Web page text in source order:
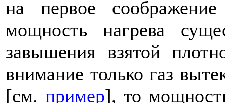
на первое
мощность нагрева
завышения взятой
внимание только газ
[см. пример], то